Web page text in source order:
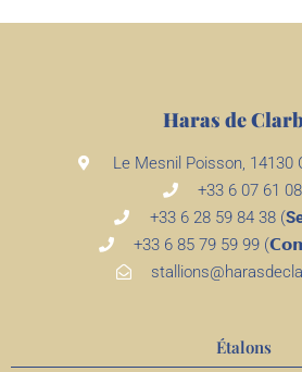
Haras de
Le Mesnil Poisson, 14130
+33 6 07 61
+33 6 28 59 84 38 (
+33 6 85 79 59 99
Étalons